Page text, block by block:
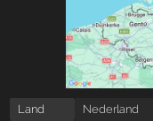
Land
Nederland